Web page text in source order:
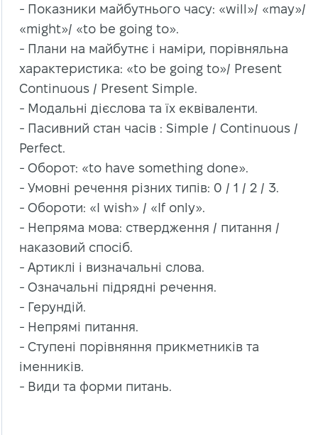
- Показники майбутнього часу: «will»/ «may»/
«might»/ «to be going to».
- Плани на майбутнє і наміри, порівняльна
характеристика: «to be going to»/ Present
Continuous / Present Simple.
- Модальні дієслова та їх еквіваленти.
- Пасивний стан часів : Simple / Continuous /
Perfect.
- Оборот: «to have something done».
- Умовні речення різних типів: 0 / 1 / 2 / 3.
- Обороти: «I wish» / «If only».
- Непряма мова: ствердження / питання /
наказовий спосіб.
- Артиклі і визначальні слова.
- Означальні підрядні речення.
- Герундій.
- Непрямі питання.
- Ступені порівняння прикметників та
іменників.
- Види та форми питань.